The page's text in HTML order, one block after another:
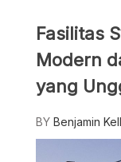
Fasilitas
Modern
yang
BY Benjamin